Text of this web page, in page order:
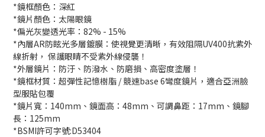
*鏡框顏色：深紅
*鏡片顏色：太陽眼鏡
*偏光灰變透光率：82% - 15%
*內層AR防眩光多層鍍膜：使視覺更清晰，有效阻隔UV400抗紫外
線折射， 保護眼睛不受紫外線侵襲！
*外層鏡片：防汙、防潑水、防磨損、高密度塗層！
*鏡框材質：超彈性記憶樹脂 / 競速base 6彎度鏡片，適合亞洲臉
型服貼包覆
*鏡片寬：140mm、鏡面高：48mm、可調鼻距：17mm、鏡腳
長：125mm
*BSMI許可字號:D53404